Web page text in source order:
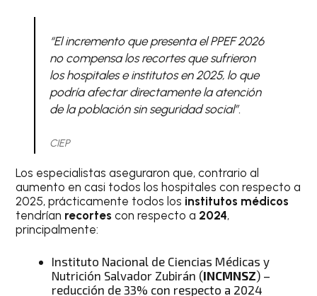
“El incremento que presenta el PPEF 2026
no compensa los recortes que sufrieron
los hospitales e institutos en 2025, lo que
podría afectar directamente la atención
de la población sin seguridad social”.
CIEP
Los especialistas aseguraron que, contrario al
aumento en casi todos los hospitales con respecto a
2025, prácticamente todos los institutos médicos
tendrían recortescon respecto a 2024,
principalmente:
Instituto Nacional de Ciencias Médicas y
Nutrición Salvador Zubirán (INCMNSZ) –
reducción de 33% con respecto a 2024